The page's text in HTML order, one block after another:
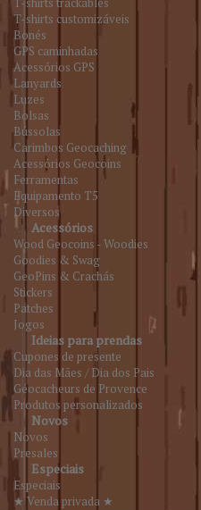
T-shirts customizáveis
Bonés
GPS caminhadas
Acessórios GPS
Lanyards
Luzes
Bolsas
Bússolas
Carimbos Geocaching
Acessórios Geocoins
Ferramentas
Equipamento T5
Diversos
Acessórios
Wood Geocoins - Woodies
Goodies & Swag
GeoPins & Crachás
Stickers
Patches
Jogos
Ideias para prendas
Cupones de presente
Dia das Mães / Dia dos Pais
Géocacheurs de Provence
Produtos personalizados
Novos
Novos
Presales
Especiais
Especiais
★ Venda privada ★